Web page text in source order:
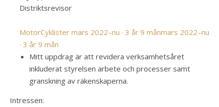
Distriktsrevisor
MotorCyklister mars 2022–nu · 3 år 9 månmars 2022–nu
· 3 år 9 mån
Mitt uppdrag är att revidera verksamhetsåret
inkluderat styrelsen arbete och processer samt
granskning av räkenskaperna.
Intressen: